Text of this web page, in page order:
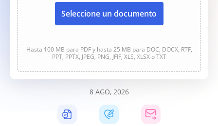
Seleccione un documento
Hasta 100 MB para PDF y hasta 25 MB para DOC, DOCX, RTF,
PPT, PPTX, JPEG, PNG, JFIF, XLS, XLSX o TXT
8 AGO, 2026